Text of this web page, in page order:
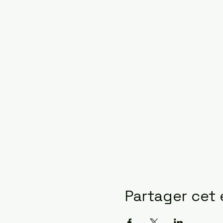
Partager cet